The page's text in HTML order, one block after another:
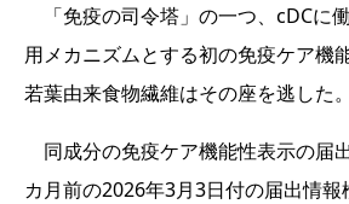
「免疫の司令塔」の一つ、cDCに
用メカニズムとする初の免疫ケア機
若葉由来食物繊維はその座を逃した。
同成分の免疫ケア機能性表示の届
カ月前の2026年3月3日付の届出情